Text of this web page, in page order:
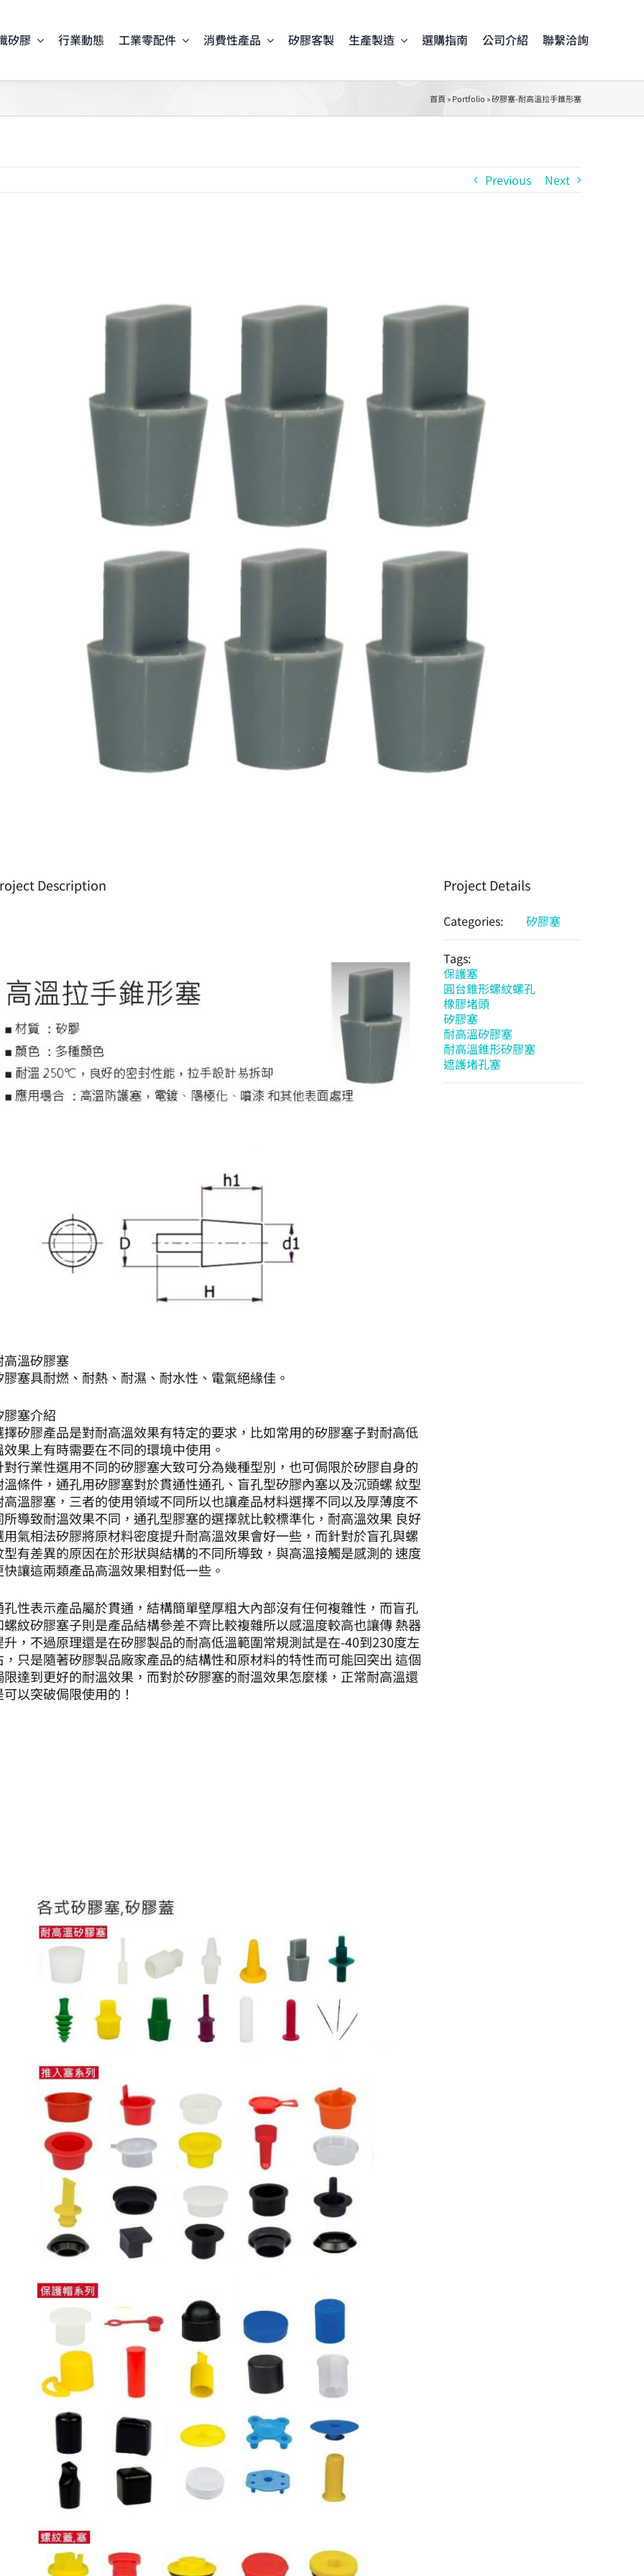
矽膠 行業動態 工業零配件 消費性產品 矽膠客製 生產製造 選購指南 公司介紹 聯繫洽詢
首頁 »Portfolio »矽膠塞-耐高溫拉手錐形塞
Previous Next
Description
高溫矽膠塞
膠塞具耐燃、耐熱、耐濕、耐水性、電氣絕緣佳。
膠塞介紹
擇矽膠產品是對耐高溫效果有特定的要求，比如常用的矽膠塞子對耐高低
效果上有時需要在不同的環境中使用。
對行業性選用不同的矽膠塞大致可分為幾種型別，也可侷限於矽膠自身的
溫條件，通孔用矽膠塞對於貫通性通孔、盲孔型矽膠內塞以及沉頭螺 紋型
高溫膠塞，三者的使用領域不同所以也讓產品材料選擇不同以及厚薄度不
所導致耐溫效果不同，通孔型膠塞的選擇就比較標準化，耐高溫效果 良好
用氣相法矽膠將原材料密度提升耐高溫效果會好一些，而針對於盲孔與螺
型有差異的原因在於形狀與結構的不同所導致，與高溫接觸是感測的 速度
快讓這兩類產品高溫效果相對低一些。
孔性表示產品屬於貫通，結構簡單壁厚粗大內部沒有任何複雜性，而盲孔
螺紋矽膠塞子則是產品結構參差不齊比較複雜所以感溫度較高也讓傳 熱器
升，不過原理還是在矽膠製品的耐高低溫範圍常規測試是在-40到230度左
，只是隨著矽膠製品廠家產品的結構性和原材料的特性而可能回突出 這個
限達到更好的耐溫效果，而對於矽膠塞的耐溫效果怎麼樣，正常耐高溫還
可以突破侷限使用的！
Project Details
Categories: 矽膠塞
Tags:
保護塞
圓台錐形螺紋螺孔
橡膠堵頭
矽膠塞
耐高溫矽膠塞
耐高溫錐形矽膠塞
遮護堵孔塞